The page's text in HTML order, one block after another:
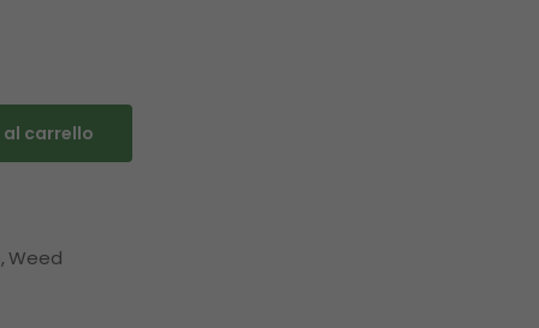
carrello
Weed